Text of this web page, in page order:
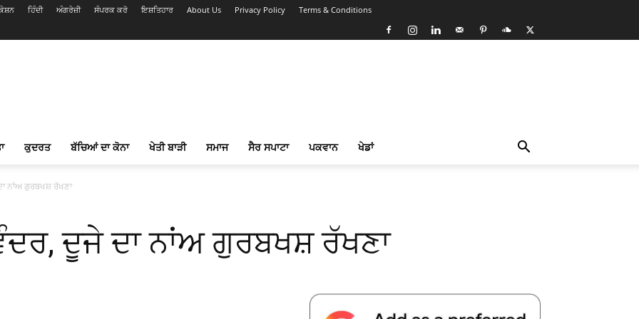
ਹਿੰਦੀ ਅੰਗਰੇਜ਼ੀ ਸੰਪਰਕ ਕਰੋ ਇਸ਼ਤਿਹਾਰ About Us Privacy Policy Terms & Conditions
ਕੁਦਰਤ ਬੱਚਿਆਂ ਦਾ ਕੋਨਾ ਖੇਤੀ ਬਾੜੀ ਸਮਾਜ ਸੈਰ ਸਪਾਟਾ ਪਕਵਾਨ ਖੇਡਾਂ
ਨਾਂਅ ਗੁਰਬਖਸ਼ ਰੱਖਣਾ
ਦੂਜੇ ਦਾ ਨਾਂਅ ਗੁਰਬਖਸ਼ ਰੱਖਣਾ